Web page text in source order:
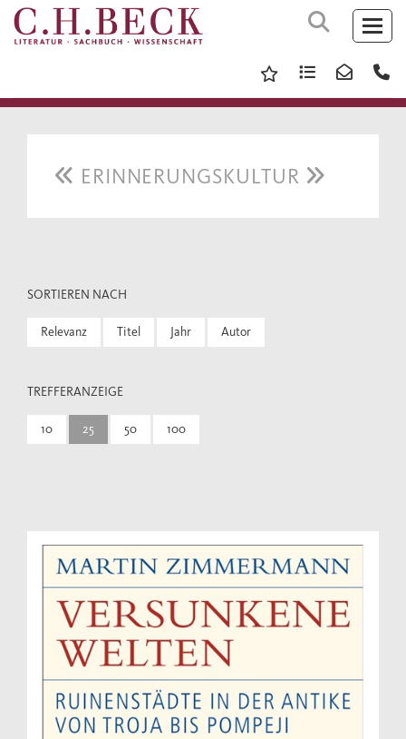
ERINNERUNGSKULTUR
SORTIEREN NACH
Relevanz Titel Jahr Autor
TREFFERANZEIGE
10 25 50 100